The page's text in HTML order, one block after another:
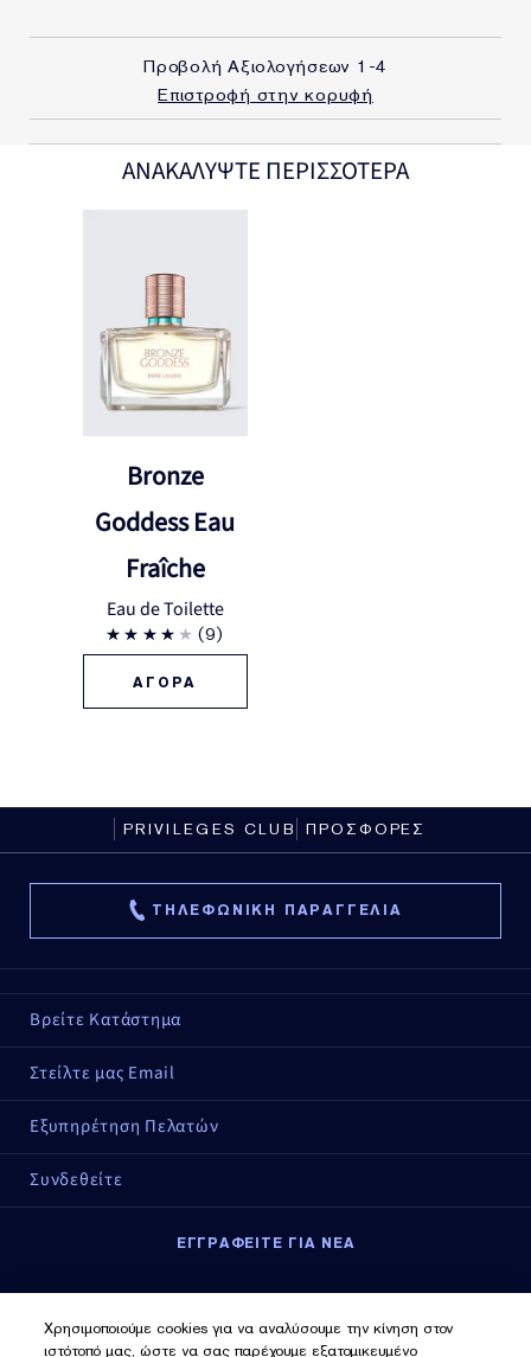
Προβολή Αξιολογήσεων 1-4
Επιστροφή στην κορυφή
ΑΝΑΚΑΛΥΨΤΕ ΠΕΡΙΣΣΟΤΕΡΑ
Bronze
Goddess Eau
Fraîche
Eau de Toilette
(9)
ΑΓΟΡΑ
PRIVILEGES CLUB ΠΡΟΣΦΟΡΕΣ
ΤΗΛΕΦΩΝΙΚΗ ΠΑΡΑΓΓΕΛΙΑ
Βρείτε Κατάστημα
Στείλτε μας Email
Εξυπηρέτηση Πελατών
Συνδεθείτε
ΕΓΓΡΑΦΕΙΤΕ ΓΙΑ ΝΕΑ
Χρησιμοποιούμε cookies για να αναλύσουμε την κίνηση στον
ιστότοπό μας, ώστε να σας παρέχουμε εξατομικευμένο